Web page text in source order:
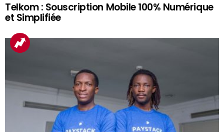
Telkom : Souscription Mobile 100% Numérique
et Simplifiée